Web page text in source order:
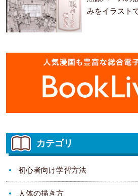
みをイラスト
カテゴリ
初心者向け学習方法
人体の描き方